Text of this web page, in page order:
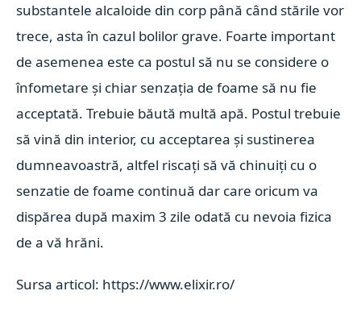
substantele alcaloide din corp până când stările vor
trece, asta în cazul bolilor grave. Foarte important
de asemenea este ca postul să nu se considere o
înfometare și chiar senzația de foame să nu fie
acceptată. Trebuie băută multă apă. Postul trebuie
să vină din interior, cu acceptarea și sustinerea
dumneavoastră, altfel riscați să vă chinuiți cu o
senzatie de foame continuă dar care oricum va
dispărea după maxim 3 zile odată cu nevoia fizica
de a vă hrăni.
Sursa articol: https://www.elixir.ro/